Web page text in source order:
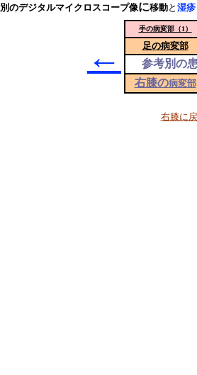
別のデジタルマイクロスコープ像に移動と 湿
←
手の病変部（1）
足の病変部
参考別の
右膝の病変部
右膝に